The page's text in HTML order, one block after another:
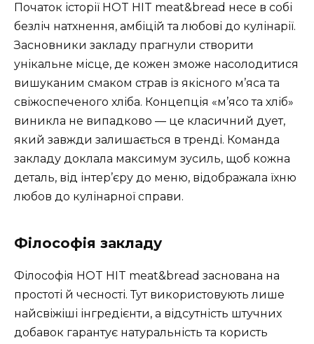
Початок історії HOT HIT meat&bread несе в собі
безліч натхнення, амбіцій та любові до кулінарії.
Засновники закладу прагнули створити
унікальне місце, де кожен зможе насолодитися
вишуканим смаком страв із якісного м’яса та
свіжоспеченого хліба. Концепція «м’ясо та хліб»
виникла не випадково — це класичний дует,
який завжди залишається в тренді. Команда
закладу доклала максимум зусиль, щоб кожна
деталь, від інтер’єру до меню, відображала їхню
любов до кулінарної справи.
Філософія закладу
Філософія HOT HIT meat&bread заснована на
простоті й чесності. Тут використовують лише
найсвіжіші інгредієнти, а відсутність штучних
добавок гарантує натуральність та користь